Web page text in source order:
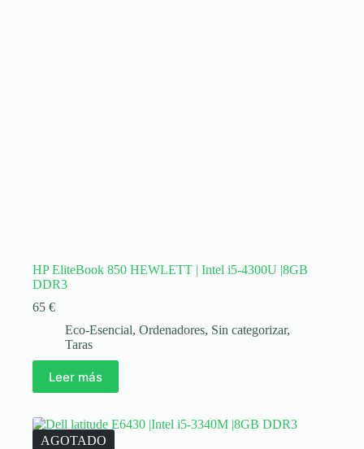
HP EliteBook 850 HEWLETT | Intel i5-4300U |8GB
DDR3
65 €
Eco-Esencial, Ordenadores, Sin categorizar,
Taras
Leer más
AGOTADO